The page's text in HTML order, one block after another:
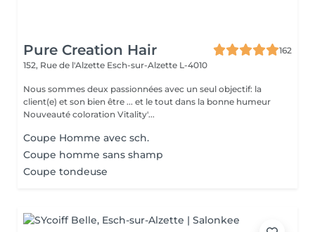
Pure Creation Hair
162
152, Rue de l'Alzette Esch-sur-Alzette L-4010
Nous sommes deux passionnées avec un seul objectif: la
client(e) et son bien être ... et le tout dans la bonne humeur
Nouveauté coloration Vitality'...
Coupe Homme avec sch.
Coupe homme sans shamp
Coupe tondeuse